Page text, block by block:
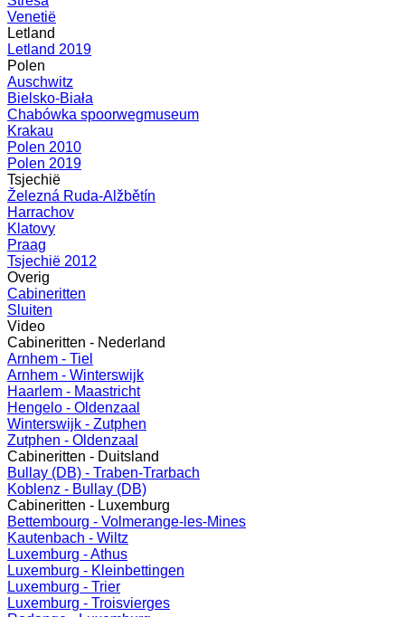
Venetië
Letland
Letland 2019
Polen
Auschwitz
Bielsko-Biała
Chabówka spoorwegmuseum
Krakau
Polen 2010
Polen 2019
Tsjechië
Železná Ruda-Alžbětín
Harrachov
Klatovy
Praag
Tsjechië 2012
Overig
Cabineritten
Sluiten
Video
Cabineritten - Nederland
Arnhem - Tiel
Arnhem - Winterswijk
Haarlem - Maastricht
Hengelo - Oldenzaal
Winterswijk - Zutphen
Zutphen - Oldenzaal
Cabineritten - Duitsland
Bullay (DB) - Traben-Trarbach
Koblenz - Bullay (DB)
Cabineritten - Luxemburg
Bettembourg - Volmerange-les-Mines
Kautenbach - Wiltz
Luxemburg - Athus
Luxemburg - Kleinbettingen
Luxemburg - Trier
Luxemburg - Troisvierges